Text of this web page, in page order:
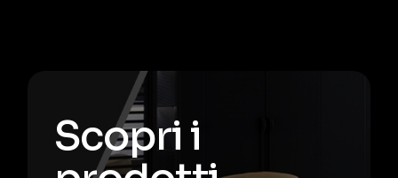
Scopri i